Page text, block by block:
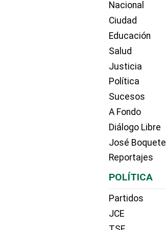
Nacional
Ciudad
Educación
Salud
Justicia
Política
Sucesos
A Fondo
Diálogo Libre
José Boquete
Reportajes
POLÍTICA
Partidos
JCE